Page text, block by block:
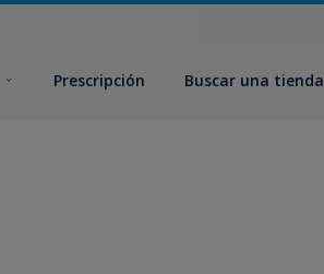
Prescripción Buscar una tienda